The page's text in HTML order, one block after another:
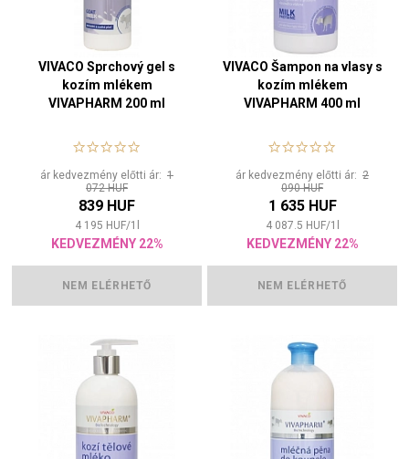
VIVACO Sprchový gel s
kozím mlékem
VIVAPHARM 200 ml
ár kedvezmény előtti ár: 1
072 HUF
839 HUF
4 195 HUF/1
KEDVEZMÉNY 22%
NEM ELÉRHETŐ
VIVACO Šampon na vlasy s
kozím mlékem
VIVAPHARM 400 ml
ár kedvezmény előtti ár: 2
090 HUF
1 635 HUF
4 087.5 HUF/1
KEDVEZMÉNY 22%
NEM ELÉRHETŐ